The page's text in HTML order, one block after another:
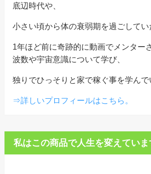
底辺時代や、
小さい頃から体の衰弱期を過ごしてい
1年ほど前に奇跡的に動画でメンター
波数や宇宙意識について学び、
独りでひっそりと家で稼ぐ事を学んで
⇒詳しいプロフィールはこちら。
私はこの商品で人生を変えていま